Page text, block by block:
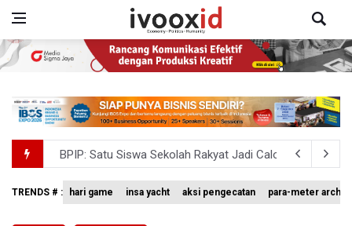
BNPB Minta Pemprov Kalimantan Barat Tinjau Kembali
Kemensos Targetkan 150 Ribu Siswa Masuk Program
TRENDS # : hari game insa yacht aksi pengecatan para-meter